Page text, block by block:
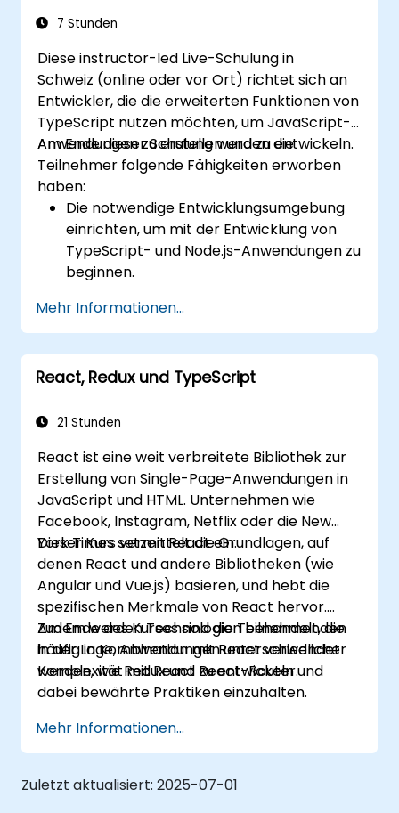
7 Stunden
Diese instructor-led Live-Schulung in
Schweiz (online oder vor Ort) richtet sich an
Entwickler, die die erweiterten Funktionen von
TypeScript nutzen möchten, um JavaScript-
Anwendungen zu erstellen und zu entwickeln.
Am Ende dieser Schulung werden die
Teilnehmer folgende Fähigkeiten erworben
haben:
Die notwendige Entwicklungsumgebung
einrichten, um mit der Entwicklung von
TypeScript- und Node.js-Anwendungen zu
beginnen.
TypeScript nutzen, um sauberen,
ausdrucksstarken Code mit weniger
Fehlern zu schreiben.
Webpack mit TypeScript konfigurieren
Benutzeroberflächen zu erstellen.
Intersection- und Tuple-Typen usw.)
einsetzen, um bestehende generische
Typen zu erweitern.
Asynchrone Code-Patterns und APIs zur
Fehlerbehandlung und Validierung von
Antworten implementieren.
TypeScript- und Node.js-Anwendungen in
Produktionsumgebungen (AWS EC2,
Heroku usw.) bereitstellen.
Mehr Informationen...
React, Redux und TypeScript
21 Stunden
React ist eine weit verbreitete Bibliothek zur
Erstellung von Single-Page-Anwendungen in
JavaScript und HTML. Unternehmen wie
Facebook, Instagram, Netflix oder die New
York Times setzen React ein.
Dieser Kurs vermittelt die Grundlagen, auf
denen React und andere Bibliotheken (wie
Angular und Vue.js) basieren, und hebt die
spezifischen Merkmale von React hervor.
Zudem werden Technologien behandelt, die
häufig in Kombination mit React verwendet
werden, wie Redux und React-Router.
Am Ende des Kurses sind die Teilnehmenden
in der Lage, Anwendungen unterschiedlicher
Komplexität mit React zu entwickeln und
dabei bewährte Praktiken einzuhalten.
Mehr Informationen...
Zuletzt aktualisiert: 2025-07-01